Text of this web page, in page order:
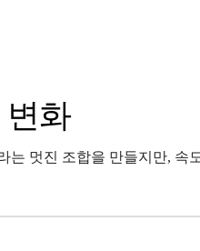
변화
는 멋진 조합을 만들지만, 속